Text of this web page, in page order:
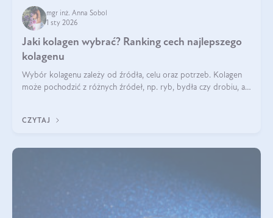
mgr inż. Anna Sobol
1 sty 2026
Jaki kolagen wybrać? Ranking cech najlepszego
kolagenu
Wybór kolagenu zależy od źródła, celu oraz potrzeb. Kolagen
może pochodzić z różnych źródeł, np. ryb, bydła czy drobiu, a
bydlęcy.
CZYTAJ